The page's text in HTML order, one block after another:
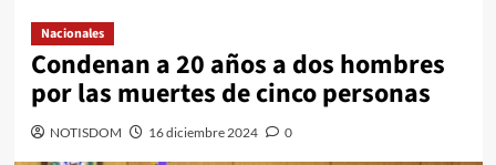
Nacionales
Condenan a 20 años a dos hombres
por las muertes de cinco personas
NOTISDOM 16 diciembre 2024 0